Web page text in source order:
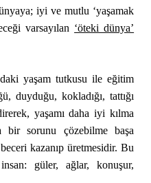
iyi ve mutlu ‘yaşamak
varsayılan ‘öteki dünya’
yaşam tutkusu ile eğitim
duyduğu, kokladığı, tattığı
yaşamı daha iyi kılma
bir sorunu çözebilme başa
kazanıp üretmesidir. Bu
güler, ağlar, konuşur,